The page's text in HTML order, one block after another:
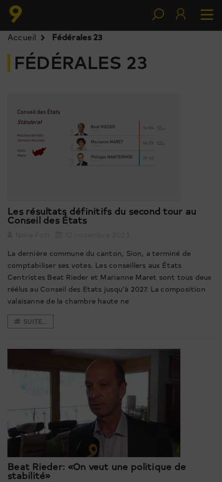
Accueil Fédérales 23
FÉDÉRALES 23
Les résultats définitifs du second tour au
Conseil des États
La dernière commune du canton, Sion, a terminé de
comptabiliser ses votes. Les conseillers aux États
Centristes Beat Rieder et Marianne Maret sont tous deux
réélus au Conseil des Etats jusqu’à 2027. La composition
valaisanne de la chambre haute ne
SUITE...
Beat Rieder: «On veut une politique de
stabilité»